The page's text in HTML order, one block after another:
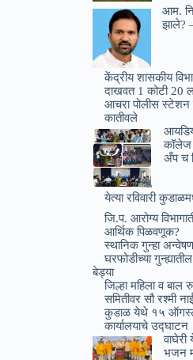
आम.
झाले?
केंद्रीय शासकीय
दाखवत 1 कोटी 20
आचरा पोलीस स्टेशन
कातीवले
कॉलेज
अँप च
येत्या रविवारी
जि.प. आरोग्य
आर्थिक पिळवणूक?
स्थानिक गुन्हा
घरफोडीच्या
बेड्या
जिल्हा महिला व बाल
समितीवर सौ रश्मी
कुडाळ येथे १५
कार्यालयाचे उ‌द्घाटन
वाघेरी
भजन